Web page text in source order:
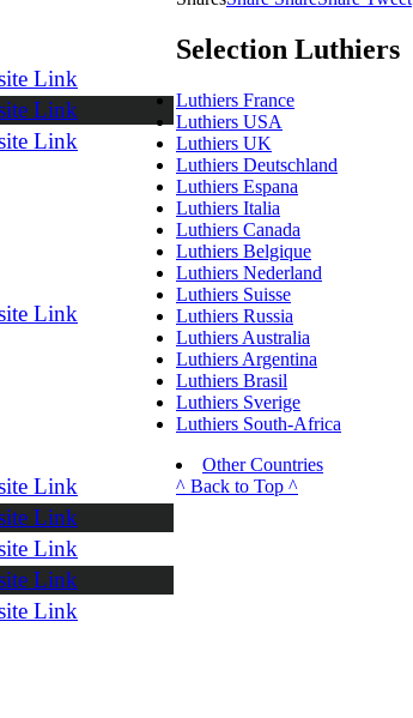
Link
Link
Link
Link
Link
Link
Link
Link
Link
Selection Luthiers
Luthiers France
Luthiers USA
Luthiers UK
Luthiers Deutschland
Luthiers Espana
Luthiers Italia
Luthiers Canada
Luthiers Belgique
Luthiers Nederland
Luthiers Suisse
Luthiers Russia
Luthiers Australia
Luthiers Argentina
Luthiers Brasil
Luthiers Sverige
Luthiers South-Africa
Other Countries
^ Back to Top ^